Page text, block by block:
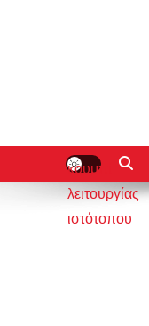
κουμπί
λειτουργίας
ιστότοπου